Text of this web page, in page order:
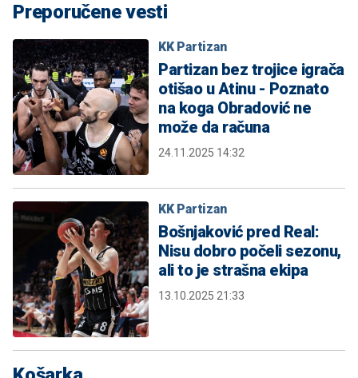
Preporučene vesti
KK Partizan
Partizan bez trojice igrača
otišao u Atinu - Poznato
na koga Obradović ne
može da računa
24.11.2025 14:32
KK Partizan
Bošnjaković pred Real:
Nisu dobro počeli sezonu,
ali to je strašna ekipa
13.10.2025 21:33